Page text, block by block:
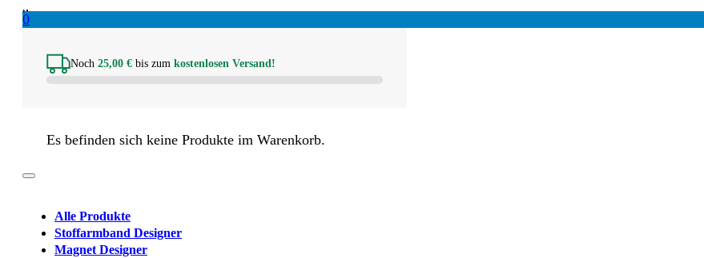
0
Noch 25,00 € bis zum kostenlosen Versand!
Es befinden sich keine Produkte im Warenkorb.
Alle Produkte
Stoffarmband Designer
Magnet Designer